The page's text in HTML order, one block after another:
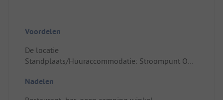
Voordelen
De locatie
Standplaats/Huuraccommodatie: Stroompunt OK,
Nadelen